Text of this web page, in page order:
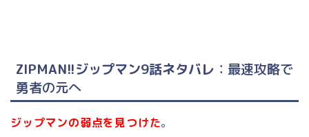
ZIPMAN!!ジップマン9話ネタバレ ：最速攻略で
勇者の元へ
ジップマンの弱点を見つけた。